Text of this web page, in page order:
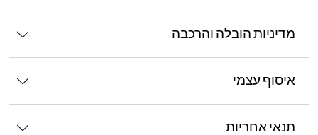
מדיניות הובלה והרכבה
איסוף עצמי
תנאי אחריות